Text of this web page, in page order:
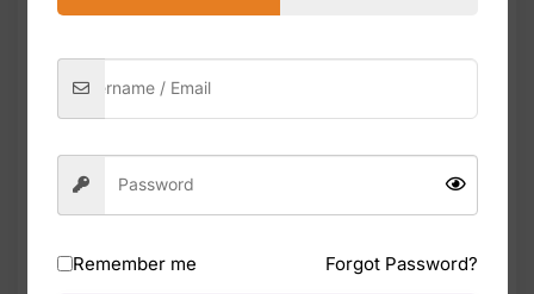
Descripción Valoraciones (0)
combinan estilo urbano con comodidad
diaria. Su upper de malla ofrece ligereza y
transpirabilidad, mientras que el diseño con
punta redonda y cordones proporciona un
Remember me Forgot Password?